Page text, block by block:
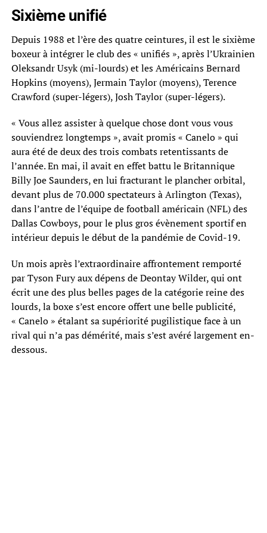
Sixième unifié
Depuis 1988 et l’ère des quatre ceintures, il est le sixième
boxeur à intégrer le club des « unifiés », après l’Ukrainien
Oleksandr Usyk (mi-lourds) et les Américains Bernard
Hopkins (moyens), Jermain Taylor (moyens), Terence
Crawford (super-légers), Josh Taylor (super-légers).
« Vous allez assister à quelque chose dont vous vous
souviendrez longtemps », avait promis « Canelo » qui
aura été de deux des trois combats retentissants de
l’année. En mai, il avait en effet battu le Britannique
Billy Joe Saunders, en lui fracturant le plancher orbital,
devant plus de 70.000 spectateurs à Arlington (Texas),
dans l’antre de l’équipe de football américain (NFL) des
Dallas Cowboys, pour le plus gros évènement sportif en
intérieur depuis le début de la pandémie de Covid-19.
Un mois après l’extraordinaire affrontement remporté
par Tyson Fury aux dépens de Deontay Wilder, qui ont
écrit une des plus belles pages de la catégorie reine des
lourds, la boxe s’est encore offert une belle publicité,
« Canelo » étalant sa supériorité pugilistique face à un
rival qui n’a pas démérité, mais s’est avéré largement en-
dessous.